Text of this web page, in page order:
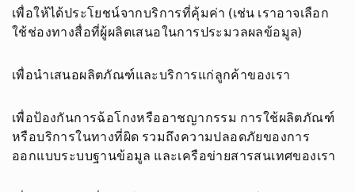
เพื่อให้ได้ประโยชน์จากบริการที่คุ้มค่า (เช่น เราอาจเลือก
ใช้ช่องทางสื่อที่ผู้ผลิตเสนอในการประมวลผลข้อมูล)
เพื่อนำเสนอผลิตภัณฑ์และบริการแก่ลูกค้าของเรา
เพื่อป้องกันการฉ้อโกงหรืออาชญากรรม การใช้ผลิตภัณฑ์
หรือบริการในทางที่ผิด รวมถึงความปลอดภัยของการ
ออกแบบระบบฐานข้อมูล และเครือข่ายสารสนเทศของเรา